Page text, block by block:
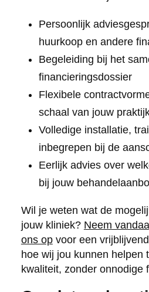
Persoonlijk
huurkoop en andere
Begeleiding bij het
financieringsdossier
Flexibele
schaal van jouw
Volledige installatie,
inbegrepen bij de
Eerlijk advies over
bij jouw
Wil je weten wat de
jouw kliniek? Neem
ons opvoor een
hoe wij jou kunnen helpen
kwaliteit, zonder onnodige